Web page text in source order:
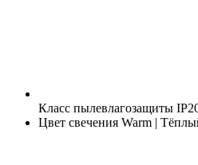
Класс пылевлагозащиты
Цвет свечения Warm |